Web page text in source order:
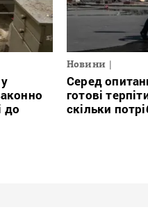
до
Новини
Серед
готові
скільки